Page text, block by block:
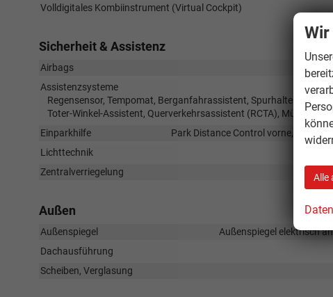
Volldigitales Kombiinstrument (Virtual Cockpit)
Sicherheit & Assistenz
Airbags
Assistenzsysteme
Regensensor, Tempomat, Berganfahrassistent,
Toter-Winkel-Assistent, Querverkehrsassistent (RCTA),
Einparkhilfe
Park Distance Control vorne, Park
Lichttechnik
Zentralverriegelung
Außen
Außenspiegel
Außenspiegel elektrisch
Dachausführung
Scheiben, Verglasung
Alle